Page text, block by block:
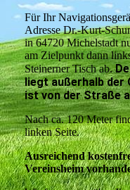
Für Ihr
Adresse Dr.-Kurt-
in 64720 Michelstadt
am Zielpunkt dann
Steinerner Tisch ab.
liegt außerhalb der
ist von der Straße
Nach ca. 120 Meter
linken Seite.
Ausreichend
Vereinsheim